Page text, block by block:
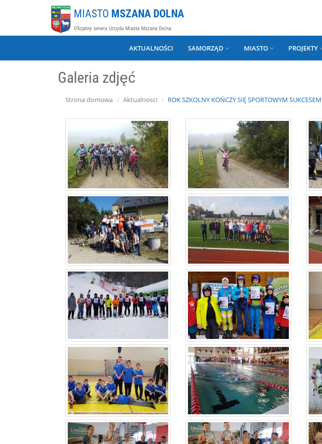
MIASTO MSZANA DOLNA
Oficjalny serwis Urzędu Miasta Mszana Dolna
AKTUALNOŚCI SAMORZĄD MIASTO PROJEKTY
Galeria zdjęć
Strona domowa Aktualnosci ROK SZKOLNY KOŃCZY SIĘ SPORTOWYM SUKCESEM